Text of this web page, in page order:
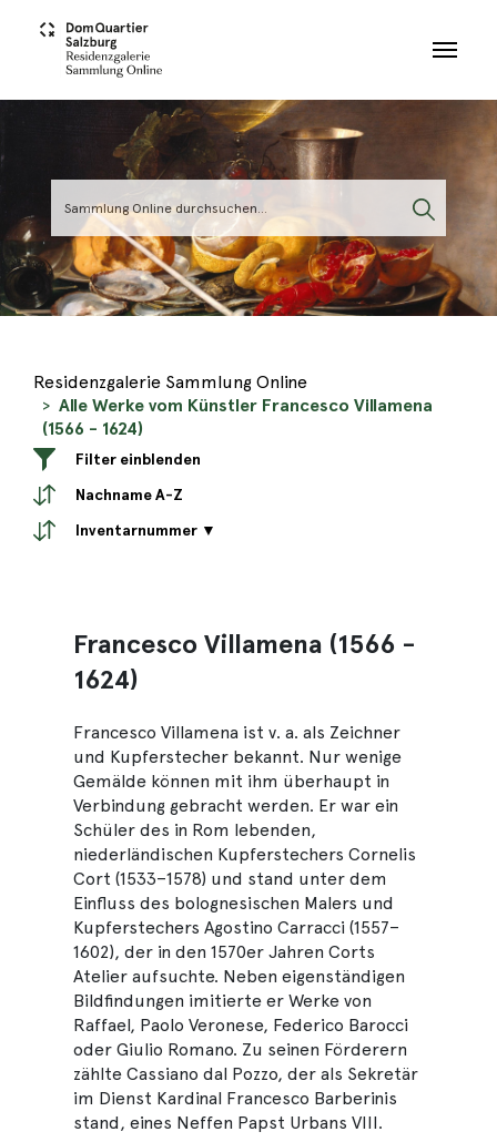
Residenzgalerie Sammlung Online
Alle Werke vom Künstler Francesco Villamena
(1566 - 1624)
Filter einblenden
Nachname A-Z
Inventarnummer ▼
Francesco Villamena (1566 -
1624)
Francesco Villamena ist v. a. als Zeichner
und Kupferstecher bekannt. Nur wenige
Gemälde können mit ihm überhaupt in
Verbindung gebracht werden. Er war ein
Schüler des in Rom lebenden,
niederländischen Kupferstechers Cornelis
Cort (1533–1578) und stand unter dem
Einfluss des bolognesischen Malers und
Kupferstechers Agostino Carracci (1557–
1602), der in den 1570er Jahren Corts
Atelier aufsuchte. Neben eigenständigen
Bildfindungen imitierte er Werke von
Raffael, Paolo Veronese, Federico Barocci
oder Giulio Romano. Zu seinen Förderern
zählte Cassiano dal Pozzo, der als Sekretär
im Dienst Kardinal Francesco Barberinis
stand, eines Neffen Papst Urbans VIII.